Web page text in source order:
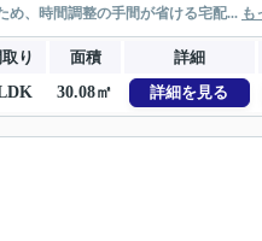
め、時間調整の手間が省ける宅配... も
取り 面積 詳細
30.08㎡ 詳細を見る